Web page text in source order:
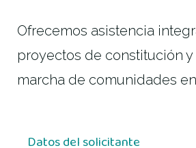
Ofrecemos asistencia
proyectos de constitución
marcha de comunidades
Datos del solicitante